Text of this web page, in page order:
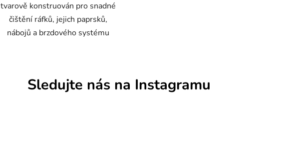
tvarově konstruován pro snadné
čištění ráfků, jejich paprsků,
nábojů a brzdového systému
Sledujte nás na Instagramu